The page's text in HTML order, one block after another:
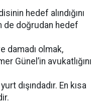
hedef alındığını
de doğrudan hedef
damadı olmak,
Günel’in avukatlığını
dışındadır. En kısa